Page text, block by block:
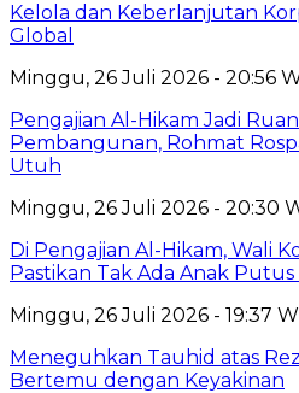
Kelola dan Keberlanjutan
Global
Minggu, 26 Juli 2026 - 20:56
Pengajian Al-Hikam Jadi
Pembangunan, Rohmat
Utuh
Minggu, 26 Juli 2026 - 20:30
Di Pengajian Al-Hikam, Wali
Pastikan Tak Ada Anak Putus
Minggu, 26 Juli 2026 - 19:37
Meneguhkan Tauhid atas
Bertemu dengan Keyakinan